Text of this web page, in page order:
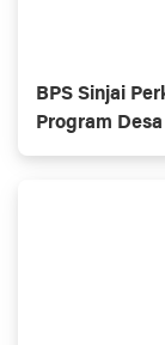
BPS Sinjai
Program